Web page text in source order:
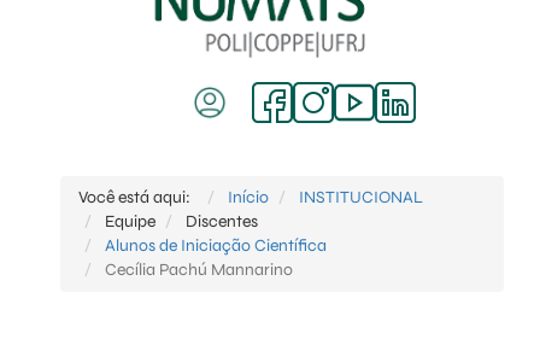
Você está aqui: Início
INSTITUCIONAL
Equipe
Discentes
Alunos de Iniciação Científica
Cecília Pachú Mannarino